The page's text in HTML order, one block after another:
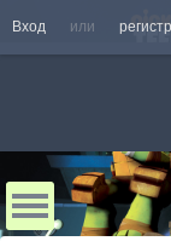
Вход или